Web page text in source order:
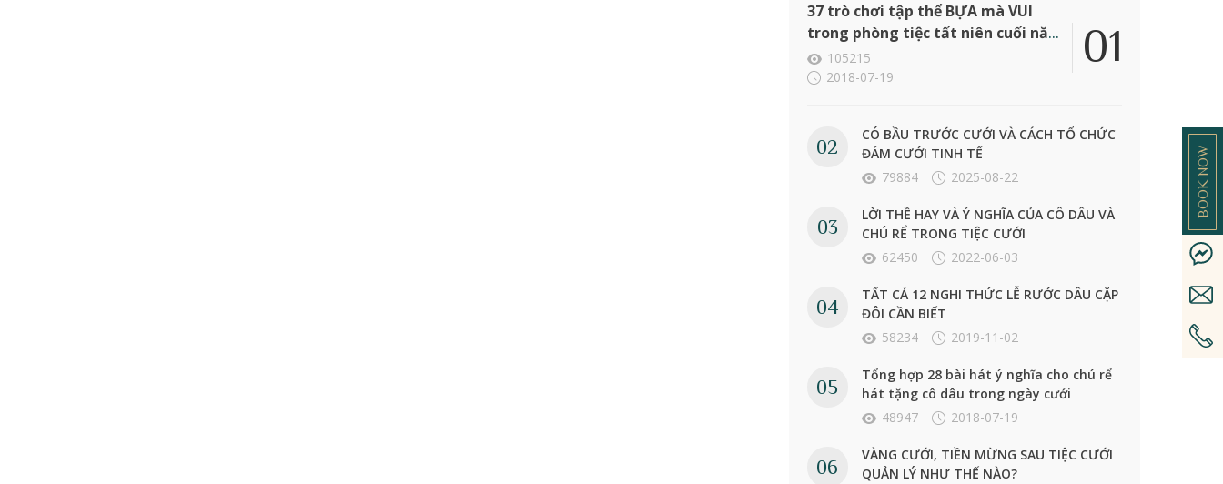
37 trò chơi tập thể BỰA mà VUI
trong phòng tiệc tất niên cuối năm
công ty
105215
2018-07-19
CÓ BẦU TRƯỚC CƯỚI VÀ CÁCH TỔ CHỨC
ĐÁM CƯỚI TINH TẾ
79884
2025-08-22
LỜI THỀ HAY VÀ Ý NGHĨA CỦA CÔ DÂU VÀ
CHÚ RỂ TRONG TIỆC CƯỚI
62450
2022-06-03
TẤT CẢ 12 NGHI THỨC LỄ RƯỚC DÂU CẶP
ĐÔI CẦN BIẾT
58234
2019-11-02
Tổng hợp 28 bài hát ý nghĩa cho chú rể
hát tặng cô dâu trong ngày cưới
48947
2018-07-19
VÀNG CƯỚI, TIỀN MỪNG SAU TIỆC CƯỚI
QUẢN LÝ NHƯ THẾ NÀO?
BOOK NOW